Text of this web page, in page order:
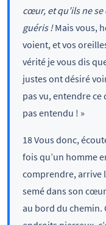
cœur, et qu’ils ne
guéris !Mais vous,
voient, et vos
vérité je vous dis
justes ont désiré
pas vu, entendre ce
pas entendu ! »
18 Vous donc,
fois qu’un homme
comprendre, arrive
semé dans son
au bord du chemin.